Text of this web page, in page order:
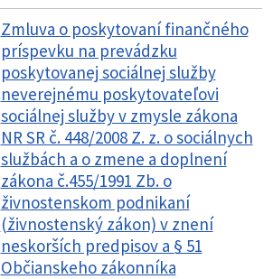
Zmluva o poskytovaní finančného
príspevku na prevádzku
poskytovanej sociálnej služby
neverejnému poskytovateľovi
sociálnej služby v zmysle zákona
NR SR č. 448/2008 Z. z. o sociálnych
službách a o zmene a doplnení
zákona č.455/1991 Zb. o
živnostenskom podnikaní
(živnostenský zákon) v znení
neskorších predpisov a § 51
Občianskeho zákonníka